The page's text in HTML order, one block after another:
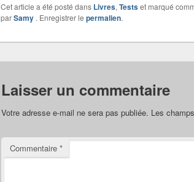
Cet article a été posté dans Livres, Testset marqué
parSamy . Enregistrer le permalien.
Laisser un commentaire
Votre adresse e-mail ne sera pas publiée. Les
Commentaire *